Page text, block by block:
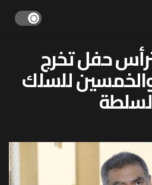
حفل تخرج
للسلك